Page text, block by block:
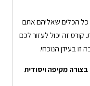
כל הכלים שאליהם אתם
זה יכול לעזור לכם
בעידן הנוכחי.
בצורה מקיפה ויסודית